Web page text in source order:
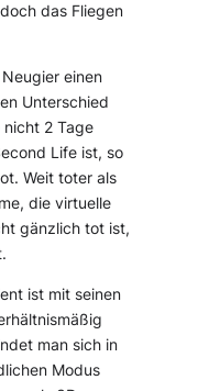
das Fliegen
einen
Unterschied
2 Tage
Life ist, so
Weit toter als
die virtuelle
gänzlich tot ist,
ist mit seinen
man sich in
Modus